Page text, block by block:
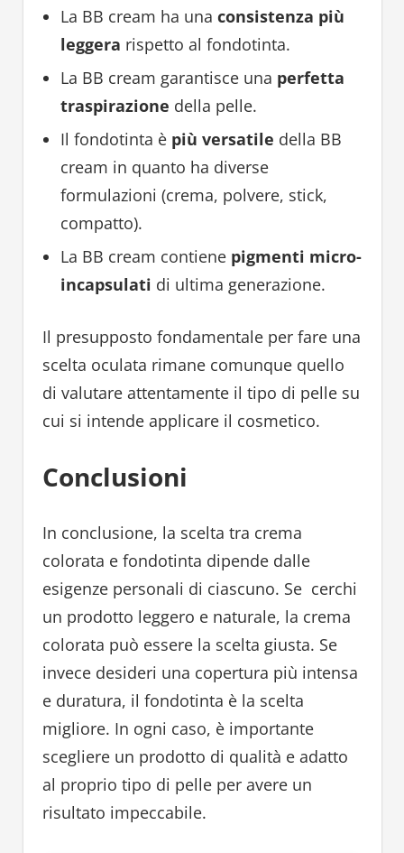
La BB cream ha una consistenza più
leggera rispetto al fondotinta.
La BB cream garantisce una perfetta
traspirazione della pelle.
Il fondotinta è più versatile della BB
cream in quanto ha diverse
formulazioni (crema, polvere, stick,
compatto).
La BB cream contiene pigmenti micro-
incapsulati di ultima generazione.
Il presupposto fondamentale per fare una
scelta oculata rimane comunque quello
di valutare attentamente il tipo di pelle su
cui si intende applicare il cosmetico.
Conclusioni
In conclusione, la scelta tra crema
colorata e fondotinta dipende dalle
esigenze personali di ciascuno. Se cerchi
un prodotto leggero e naturale, la crema
colorata può essere la scelta giusta. Se
invece desideri una copertura più intensa
e duratura, il fondotinta è la scelta
migliore. In ogni caso, è importante
scegliere un prodotto di qualità e adatto
al proprio tipo di pelle per avere un
risultato impeccabile.